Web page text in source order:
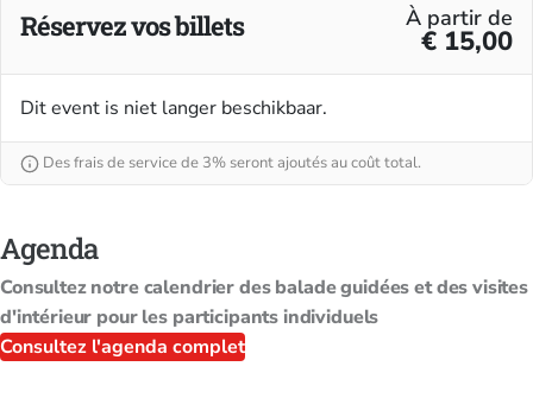
Réservez vos billets À partir de
€ 15,00
Dit event is niet langer beschikbaar.
Des frais de service de 3% seront ajoutés au coût total.
Agenda
Consultez notre calendrier des balade guidées et des visites
d'intérieur pour les participants individuels
Consultez l'agenda complet